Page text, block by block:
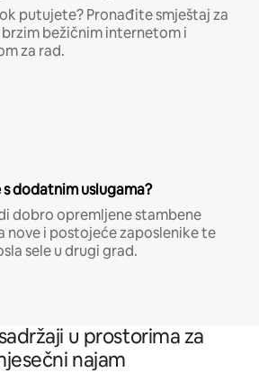
putujete? Pronađite smještaj za
bežičnim internetom i
za rad.
dodatnim uslugama?
dobro opremljene stambene
nove i postojeće zaposlenike te
sele u drugi grad.
u prostorima za
najam